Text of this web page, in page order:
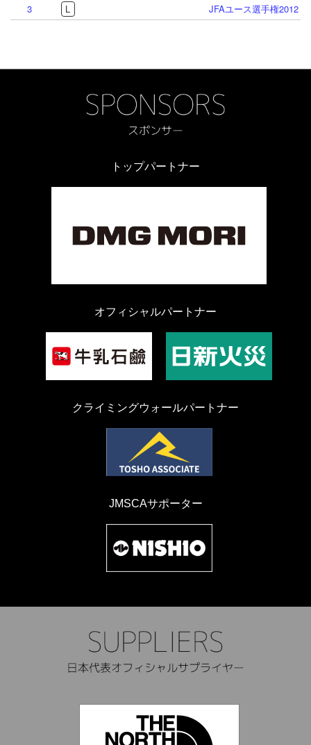
3
L JFAユース選手権2012
トップパートナー
オフィシャルパートナー
クライミングウォールパートナー
JMSCAサポーター